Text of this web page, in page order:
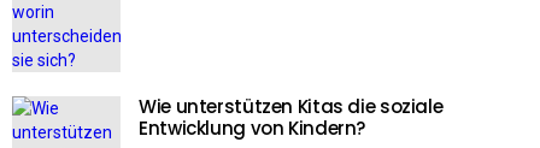
Wie unterstützen Kitas die soziale
Entwicklung von Kindern?